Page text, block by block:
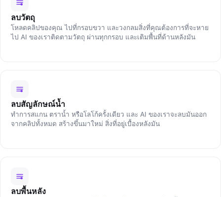
ลบวัตถุ
โหลดคลิปของคุณ ไปที่กรอบขวา และวงกลมสิ่งที่คุณต้องการที่จะหาย
ไป AI ของเราติดตามวัตถุ ผ่านทุกกรอบ และเติมพื้นที่ด้านหลังมัน
ลบสัญลักษณ์น้ำ
ทำการสแกน ตราน้ำ หรือโลโก้ครั้งเดียว และ AI ของเราจะลบมันออก
จากคลิปทั้งหมด สร้างขึ้นมาใหม่ สิ่งที่อยู่เบื้องหลังมัน
ลบพื้นหลัง